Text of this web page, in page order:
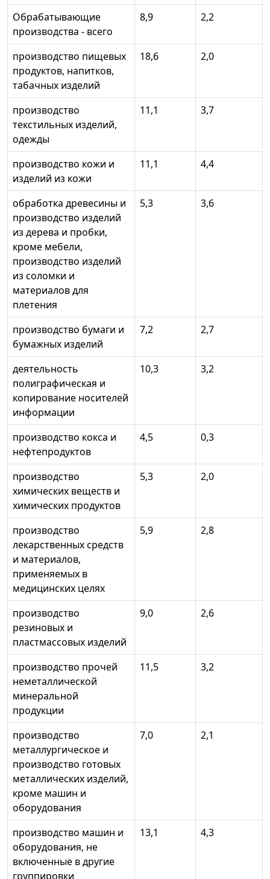
Обрабатывающие
производства - всего
8,9 2,2
производство пищевых
продуктов, напитков,
табачных изделий
18,6 2,0
производство
текстильных изделий,
одежды
11,1 3,7
производство кожи и
изделий из кожи
11,1 4,4
обработка древесины и
производство изделий
из дерева и пробки,
кроме мебели,
производство изделий
из соломки и
материалов для
плетения
5,3 3,6
производство бумаги и
бумажных изделий
7,2 2,7
деятельность
полиграфическая и
копирование носителей
информации
10,3 3,2
производство кокса и
нефтепродуктов
4,5 0,3
производство
химических веществ и
химических продуктов
5,3 2,0
производство
лекарственных средств
и материалов,
применяемых в
медицинских целях
5,9 2,8
производство
резиновых и
пластмассовых изделий
9,0 2,6
производство прочей
неметаллической
минеральной
продукции
11,5 3,2
производство
металлургическое и
производство готовых
металлических изделий,
кроме машин и
оборудования
7,0 2,1
производство машин и
оборудования, не
включенные в другие
группировки
13,1 4,3